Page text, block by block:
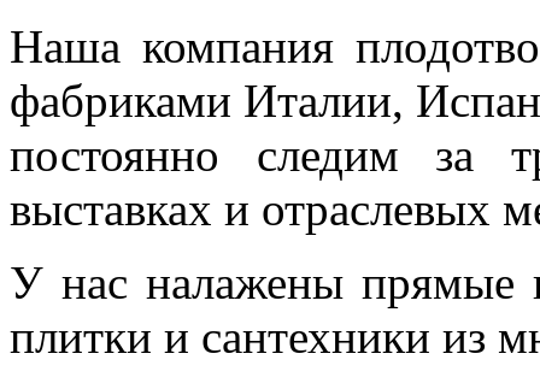
Наша компания
фабриками Италии,
постоянно следим за
выставках и отраслевых
У нас налажены прямые
плитки и сантехники из